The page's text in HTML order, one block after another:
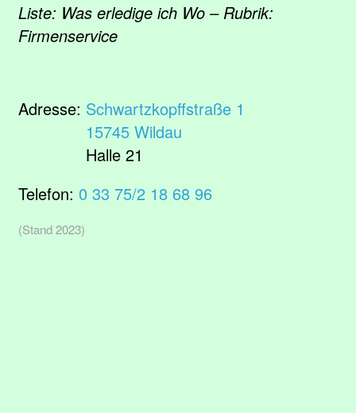
Liste: Was erledige ich Wo – Rubrik:
Firmenservice
Adresse: Schwartzkopffstraße 1
15745 Wildau
Halle 21
Telefon: 0 33 75/2 18 68 96
(Stand 2023)